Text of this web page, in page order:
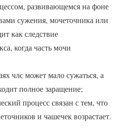
развивающемся на фоне
сужения, мочеточника или
как следствие
когда часть мочи
члс может мало сужаться, а
полное заращение;
процесс связан с тем, что
и чашечек возрастает.